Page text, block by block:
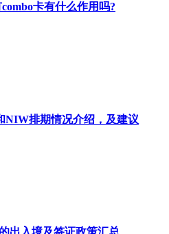
卡有什么作用吗?
NIW排期情况介绍，及建议